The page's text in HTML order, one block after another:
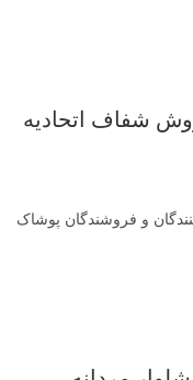
شفاف اتحادیه
و فروشندگان پوشاک